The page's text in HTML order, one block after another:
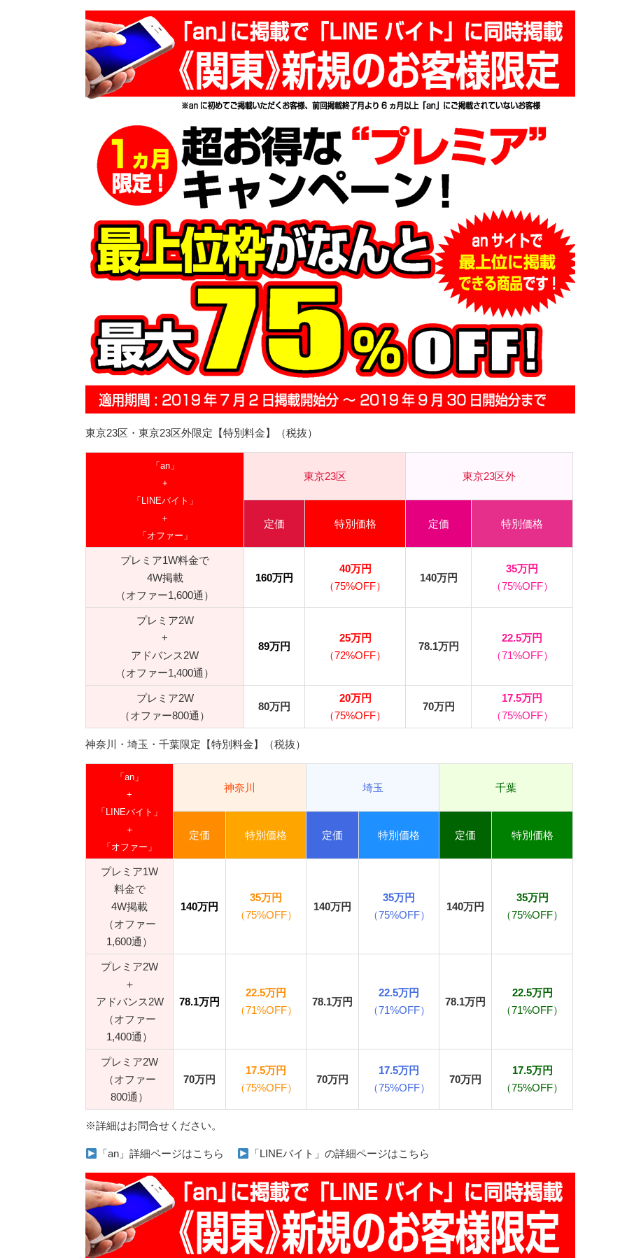
東京23区・東京23区外限定【特別料金】（税抜）
「an」
+
「LINEバイト」
＋
「オファー」
東京23区 東京23区外
定価 特別価格 定価 特別価格
プレミア1W料金で
4W掲載
（オファー1,600通）
160万円
40万円
（75%OFF）
140万円
35万円
（75%OFF）
プレミア2W
+
アドバンス2W
（オファー1,400通）
89万円
25万円
（72%OFF）
78.1万円
22.5万円
（71%OFF）
プレミア2W
（オファー800通）
80万円
20万円
（75%OFF）
70万円
17.5万円
（75%OFF）
神奈川・埼玉・千葉限定【特別料金】（税抜）
「an」
+
「LINEバイト」
＋
「オファー」
神奈川 埼玉 千葉
定価 特別価格 定価 特別価格 定価 特別価格
プレミア1W
料金で
4W掲載
（オファー
1,600通）
140万円
35万円
（75%OFF）
140万円
35万円
（75%OFF）
140万円
35万円
（75%OFF）
プレミア2W
＋
アドバンス2W
（オファー
1,400通）
78.1万円
22.5万円
（71%OFF）
78.1万円
22.5万円
（71%OFF）
78.1万円
22.5万円
（71%OFF）
プレミア2W
（オファー
800通）
70万円
17.5万円
（75%OFF）
70万円
17.5万円
（75%OFF）
70万円
17.5万円
（75%OFF）
※詳細はお問合せください。
「an」詳細ページはこちら 「LINEバイト」の詳細ページはこちら